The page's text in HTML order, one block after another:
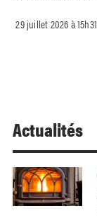
29 juillet 2026 à 15h31
Actualités